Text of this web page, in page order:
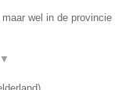
wel in de provincie
▼